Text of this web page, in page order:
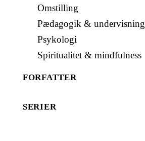
Omstilling
Pædagogik & undervisning
Psykologi
Spiritualitet & mindfulness
FORFATTER
SERIER